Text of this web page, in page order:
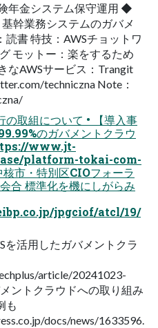
年金システム保守運用 ◆
幹業務システムのガバメ
読書 特技：AWSチョットワ
モットー：楽をするため
なAWSサービス：Trangit
techniczna Note：
取組について • 【導入事
のガバメントクラウ
www.jt-
platform-tokai-com-
市・特別区CIOフォーラ
合 標準化を機にしがらみ
jpgciof/atcl/19/
を活用したガバメントクラ
article/20241023-
ントクラウドへの取り組み
も
docs/news/1633596.